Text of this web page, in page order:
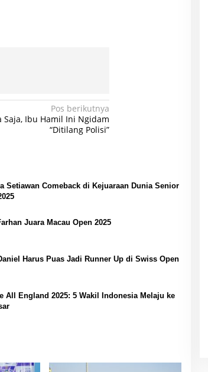
Pos berikutnya
Saja, Ibu Hamil Ini Ngidam
“Ditilang Polisi”
Setiawan Comeback di Kejuaraan Dunia Senior
Juara Macau Open 2025
Harus Puas Jadi Runner Up di Swiss Open
All England 2025: 5 Wakil Indonesia Melaju ke